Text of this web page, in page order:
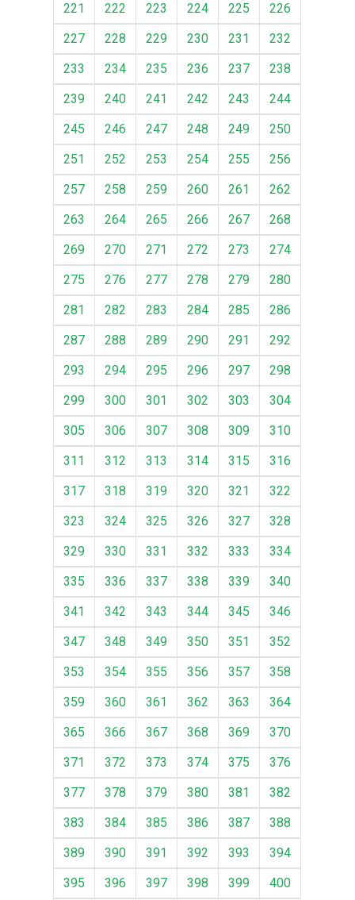
221
222 223 224 225
226
227
228 229 230 231
232
233
234 235 236 237
238
239
240 241 242 243
244
245
246 247 248 249
250
251
252 253 254 255
256
257
258 259 260 261
262
263
264 265 266 267
268
269
270 271 272 273
274
275
276 277 278 279
280
281
282 283 284 285
286
287
288 289 290 291
292
293
294 295 296 297
298
299
300 301 302 303
304
305
306 307 308 309
310
311
312 313 314 315
316
317
318 319 320 321
322
323
324 325 326 327
328
329
330 331 332 333
334
335
336 337 338 339
340
341
342 343 344 345
346
347
348 349 350 351
352
353
354 355 356 357
358
359
360 361 362 363
364
365
366 367 368 369
370
371
372 373 374 375
376
377
378 379 380 381
382
383
384 385 386 387
388
389
390 391 392 393
394
395
396 397 398 399 400